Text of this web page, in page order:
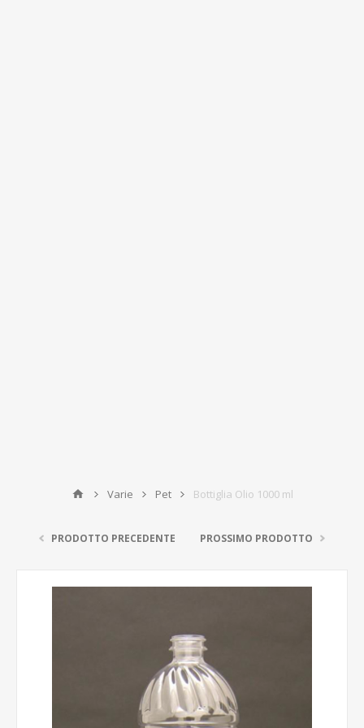
Varie Pet Bottiglia Olio 1000 ml
PRODOTTO PRECEDENTE PROSSIMO PRODOTTO